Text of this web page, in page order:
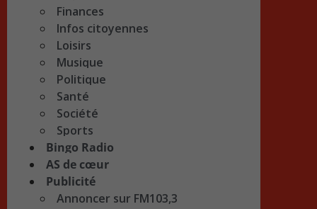
Finances
Infos citoyennes
Loisirs
Musique
Politique
Santé
Société
Sports
Bingo Radio
AS de cœur
Publicité
Annoncer sur FM103,3